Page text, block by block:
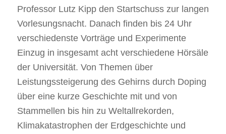
Professor Lutz Kipp den Startschuss zur langen
Vorlesungsnacht. Danach finden bis 24 Uhr
verschiedenste Vorträge und Experimente
Einzug in insgesamt acht verschiedene Hörsäle
der Universität. Von Themen über
Leistungssteigerung des Gehirns durch Doping
über eine kurze Geschichte mit und von
Stammellen bis hin zu Weltallrekorden,
Klimakatastrophen der Erdgeschichte und